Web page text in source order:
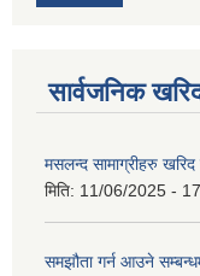
सार्वजनिक
मसलन्द सामाग्रीहरु खरिद
मिति: 11/06/2025 -
समझौता गर्न आउने